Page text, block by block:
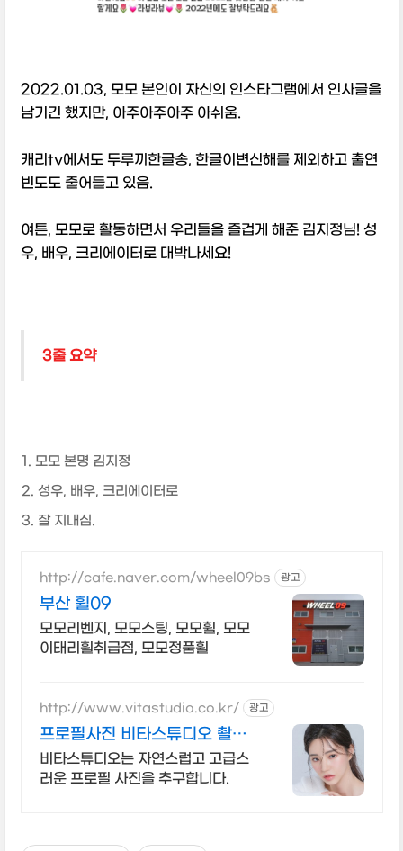
2022.01.03, 모모 본인이 자신의 인스타그램에서 인사글을
남기긴 했지만, 아주아주아주 아쉬움.
캐리tv에서도 두루끼한글송, 한글이변신해를 제외하고 출연
빈도도 줄어들고 있음.
여튼, 모모로 활동하면서 우리들을 즐겁게 해준 김지정님! 성
우, 배우, 크리에이터로 대박나세요!
3줄 요약
모모 본명 김지정
성우, 배우, 크리에이터로
잘 지내심.
http://cafe.naver.com/wheel09bs 광고
부산 휠09
모모리벤지, 모모스팅, 모모휠, 모모
이태리휠취급점, 모모정품휠
http://www.vitastudio.co.kr/ 광고
프로필사진 비타스튜디오 촬영
당일 1:1 사진수정
비타스튜디오는 자연스럽고 고급스
러운 프로필 사진을 추구합니다.